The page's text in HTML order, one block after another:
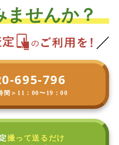
ませんか？
695-796
間＞ 11：00〜19：00
撮って送るだけ